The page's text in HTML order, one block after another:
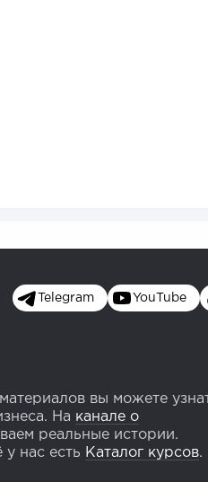
Telegram YouTube
вы можете
На канале о
реальные истории.
нас есть Каталог курсов.